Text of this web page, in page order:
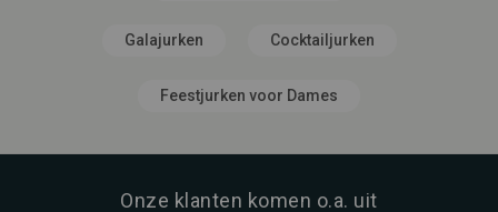
Galajurken Cocktailjurken
Feestjurken voor Dames
Onze klanten komen o.a. uit